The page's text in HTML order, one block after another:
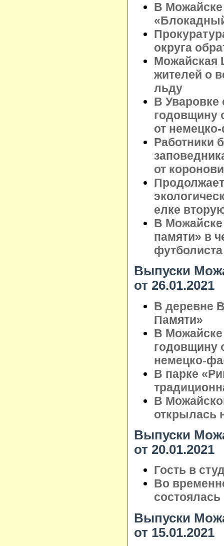
В
округа
Можайская
жителей о
льду
В
годовщину
от
Работники
от
елке
В Можайске
памяти» в
Выпуски
от 26.01.2021
В деревне
Памяти»
В
годовщину
немецко-
В парке
В
открылась
Выпуски
от 20.01.2021
Гость в
Во
состоялась
Выпуски
от 15.01.2021